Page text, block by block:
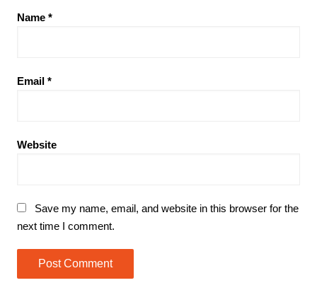
Name *
Email *
Website
Save my name, email, and website in this browser for the
next time I comment.